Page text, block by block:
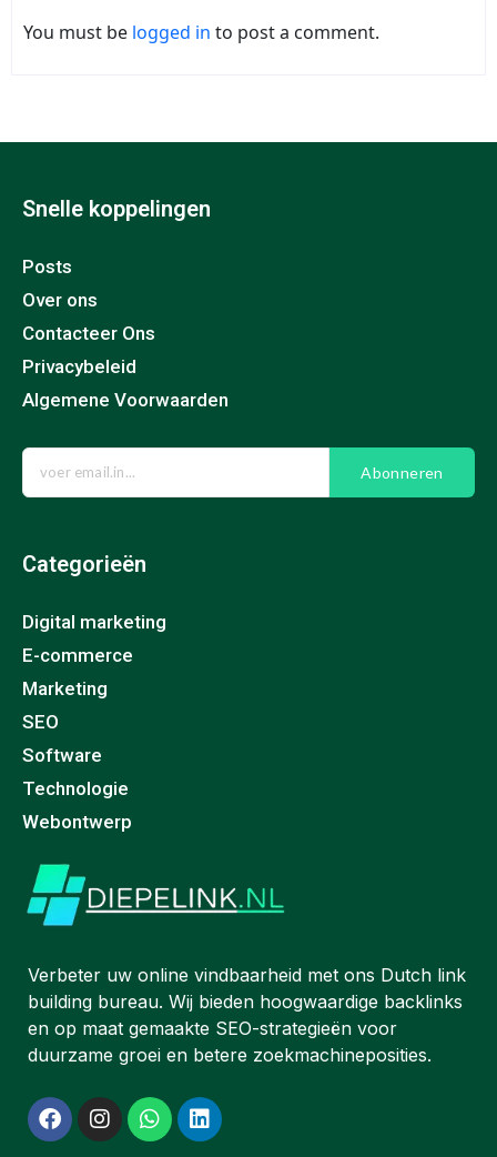
You must be logged in to post a comment.
Snelle koppelingen
Posts
Over ons
Contacteer Ons
Privacybeleid
Algemene Voorwaarden
Abonneren
Categorieën
Digital marketing
E-commerce
Marketing
SEO
Software
Technologie
Webontwerp
Verbeter uw online vindbaarheid met ons Dutch link
building bureau. Wij bieden hoogwaardige backlinks
en op maat gemaakte SEO-strategieën voor
duurzame groei en betere zoekmachineposities.